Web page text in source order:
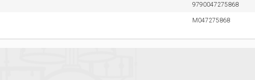
9790047275868
M047275868